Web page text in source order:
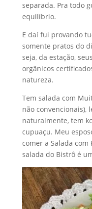
separada. Pra todo
equilíbrio.
E daí fui provando
somente pratos do
seja, da estação,
orgânicos
natureza.
Tem salada com
não convencionais),
naturalmente, tem
cupuaçu. Meu
comer a Salada com
salada do Bistrô é